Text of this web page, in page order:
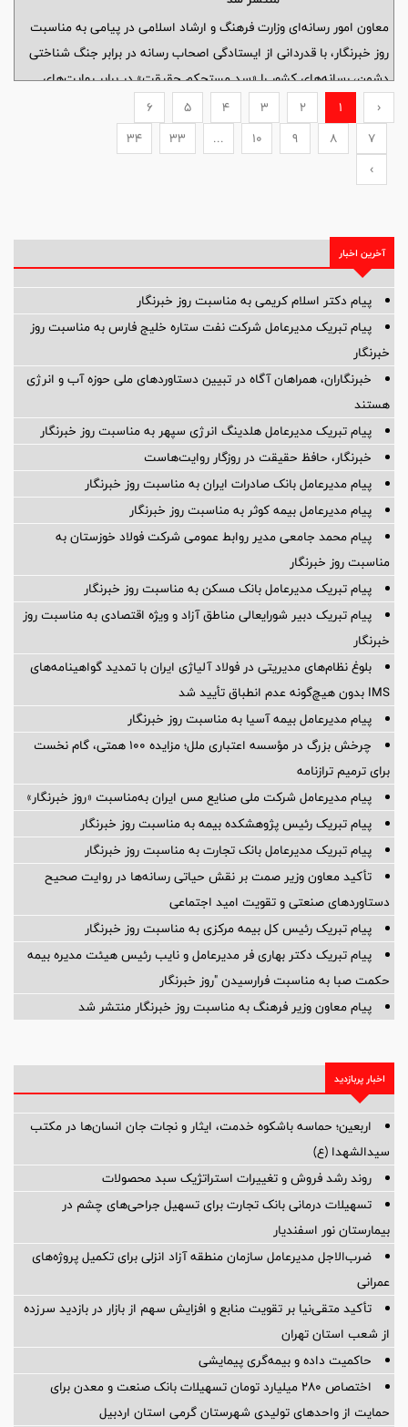
معاون امور رسانه‌ای وزارت فرهنگ و ارشاد اسلامی در پیامی به مناسبت
روز خبرنگار، با قدردانی از ایستادگی اصحاب رسانه در برابر جنگ شناختی
دشمن، رسانه‌های کشور را «سد مستحکم حقیقت» در برابر روایت‌های
تحریف‌شده دانست و نوشت: رسانه‌های ایران در این آزمون بزرگ، با وجود
همه محدودیت‌ها و دشواری‌ها، جلوه‌ای درخشان از مسئولیت‌پذیری
حرفه‌ای و تعهد ملی به نمایش گذاشتند.
‹
1
2
3
4
5
6
7
8
9
10
...
33
34
›
آخرین اخبار
پیام دکتر اسلام کریمی به مناسبت روز خبرنگار
پیام تبریک مدیرعامل شرکت نفت ستاره خلیج فارس به مناسبت روز
خبرنگار
خبرنگاران، همراهان آگاه در تبیین دستاوردهای ملی حوزه آب و انرژی
هستند
پیام تبریک مدیرعامل هلدینگ انرژی سپهر به مناسبت روز خبرنگار
خبرنگار، حافظ حقیقت در روزگار روایت‌هاست
پیام مدیرعامل بانک صادرات ایران به مناسبت روز خبرنگار
پیام مدیرعامل بیمه کوثر به مناسبت روز خبرنگار
پیام محمد جامعی مدیر روابط عمومی شرکت فولاد خوزستان به
مناسبت روز خبرنگار
پیام تبریک مدیرعامل بانک مسکن به مناسبت روز خبرنگار
پیام تبریک دبیر شورایعالی مناطق آزاد و ویژه اقتصادی به مناسبت روز
خبرنگار
بلوغ نظام‌های مدیریتی در فولاد آلیاژی ایران با تمدید گواهینامه‌های
IMS بدون هیچ‌گونه عدم انطباق تأیید شد
پیام مدیرعامل بیمه آسیا به مناسبت روز خبرنگار
چرخش بزرگ در مؤسسه اعتباری ملل؛ مزایده ۱۰۰ همتی، گام نخست
برای ترمیم ترازنامه
پیام مدیرعامل شرکت ملی صنایع مس ایران به‌مناسبت «روز خبرنگار»
پیام تبریک رئیس پژوهشکده بیمه به مناسبت روز خبرنگار
پیام تبریک مدیرعامل بانک تجارت به مناسبت روز خبرنگار
تأکید معاون وزیر صمت بر نقش حیاتی رسانه‌ها در روایت صحیح
دستاوردهای صنعتی و تقویت امید اجتماعی
پیام تبریک رئیس کل بیمه مرکزی به مناسبت روز خبرنگار
پیام تبریک دکتر بهاری فر مدیرعامل و نایب رئیس هیئت مدیره بیمه
حکمت صبا به مناسبت فرارسیدن "روز خبرنگار
پیام معاون وزیر فرهنگ به مناسبت روز خبرنگار منتشر شد
اخبار پربازدید
اربعین؛ حماسه باشکوه خدمت، ایثار و نجات جان انسان‌ها در مکتب
سیدالشهدا (ع)
روند رشد فروش و تغییرات استراتژیک سبد محصولات
تسهیلات درمانی بانک تجارت برای تسهیل جراحی‌های چشم در
بیمارستان نور اسفندیار
ضرب‌الاجل مدیرعامل سازمان منطقه آزاد انزلی برای تكمیل پروژه‌های
عمرانی
تأکید متقی‌نیا بر تقویت منابع و افزایش سهم از بازار در بازدید سرزده
از شعب استان تهران
حاکمیت داده و بیمه‌گری پیمایشی
اختصاص ۲۸۰ میلیارد تومان تسهیلات بانک صنعت و معدن برای
حمایت از واحدهای تولیدی شهرستان گرمی استان اردبیل